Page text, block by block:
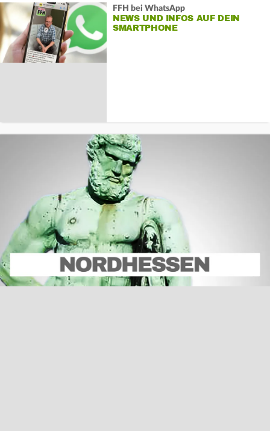
FFH bei WhatsApp
NEWS UND INFOS AUF DEIN
SMARTPHONE